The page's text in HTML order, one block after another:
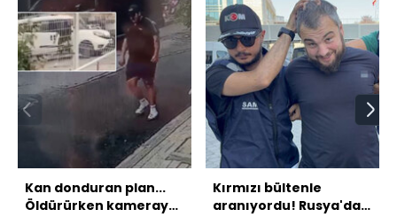
Kan donduran plan...
Öldürürken kameraya
Kırmızı bültenle
aranıyordu! Rusya'da